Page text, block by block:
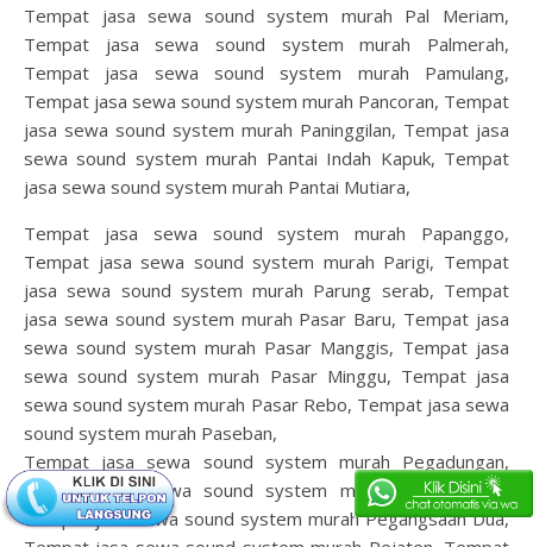
Tempat jasa sewa sound system murah Pal Meriam,
Tempat jasa sewa sound system murah Palmerah,
Tempat jasa sewa sound system murah Pamulang,
Tempat jasa sewa sound system murah Pancoran, Tempat
jasa sewa sound system murah Paninggilan, Tempat jasa
sewa sound system murah Pantai Indah Kapuk, Tempat
jasa sewa sound system murah Pantai Mutiara,
Tempat jasa sewa sound system murah Papanggo,
Tempat jasa sewa sound system murah Parigi, Tempat
jasa sewa sound system murah Parung serab, Tempat
jasa sewa sound system murah Pasar Baru, Tempat jasa
sewa sound system murah Pasar Manggis, Tempat jasa
sewa sound system murah Pasar Minggu, Tempat jasa
sewa sound system murah Pasar Rebo, Tempat jasa sewa
sound system murah Paseban,
Tempat jasa sewa sound system murah Pegadungan,
Tempat jasa sewa sound system murah Pegangsaan,
Tempat jasa sewa sound system murah Pegangsaan Dua,